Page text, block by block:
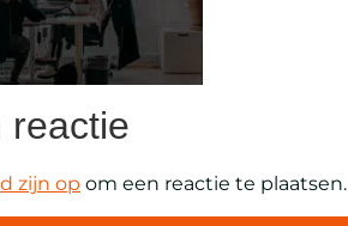
reactie
zijn op om een reactie te plaatsen.